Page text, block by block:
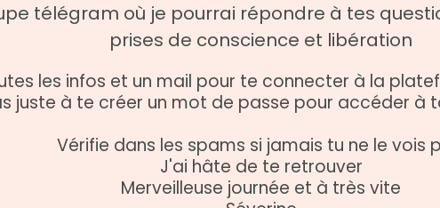
télégram où je pourrai répondre à tes
prises de conscience et libération
les infos et un mail pour te connecter à la
juste à te créer un mot de passe pour accéder à
Vérifie dans les spams si jamais tu ne le vois
J'ai hâte de te retrouver
Merveilleuse journée et à très vite